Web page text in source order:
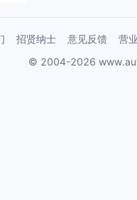
招贤纳士 意见反馈
营
© 2004-2026